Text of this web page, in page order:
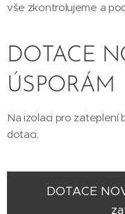
vše zkontrolujeme a
DOTACE
ÚSPORÁM
Na izolaci pro
dotaci.
DOTACE